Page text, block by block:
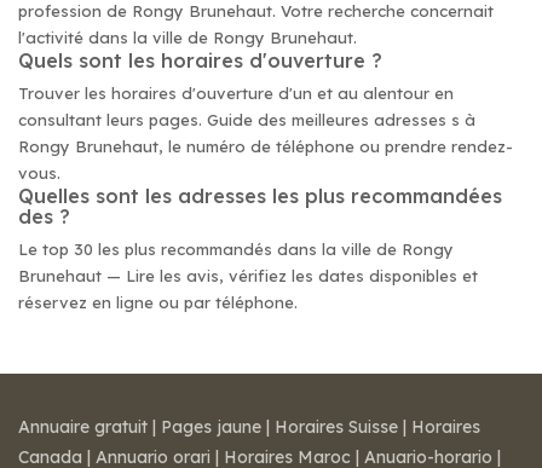
profession de Rongy Brunehaut. Votre recherche concernait
l'activité dans la ville de Rongy Brunehaut.
Quels sont les horaires d'ouverture ?
Trouver les horaires d'ouverture d'un et au alentour en
consultant leurs pages. Guide des meilleures adresses s à
Rongy Brunehaut, le numéro de téléphone ou prendre rendez-
vous.
Quelles sont les adresses les plus recommandées
des ?
Le top 30 les plus recommandés dans la ville de Rongy
Brunehaut — Lire les avis, vérifiez les dates disponibles et
réservez en ligne ou par téléphone.
Annuaire gratuit | Pages jaune | Horaires Suisse | Horaires
Canada | Annuario orari | Horaires Maroc | Anuario-horario |